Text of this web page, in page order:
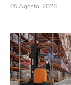
05 Agosto, 2026